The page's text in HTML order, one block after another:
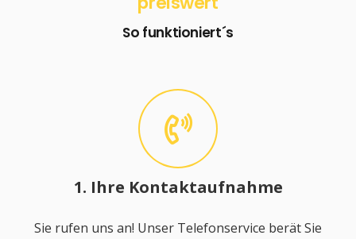
So funktioniert´s
1. Ihre Kontaktaufnahme
Sie rufen uns an! Unser Telefonservice berät Sie